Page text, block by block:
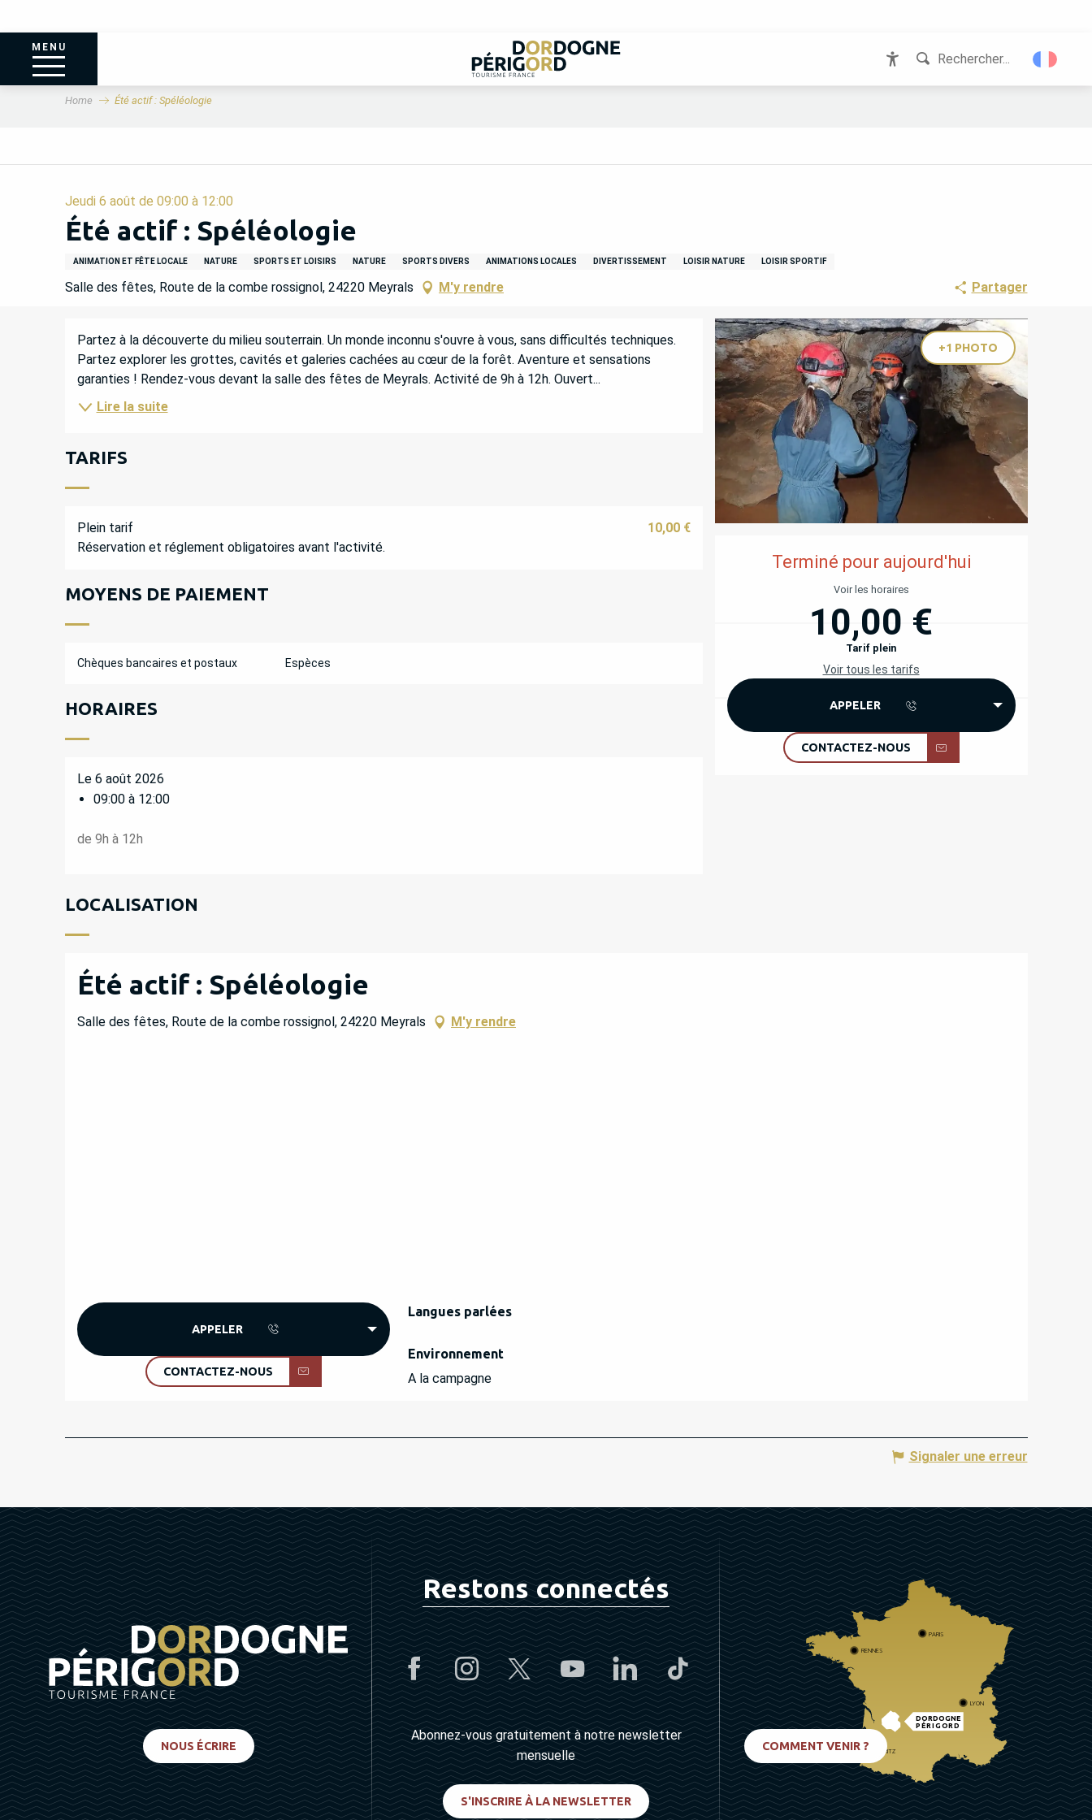
MENU
Rechercher...
Home Été actif : Spéléologie
Jeudi 6 août de 09:00 à 12:00
Été actif : Spéléologie
ANIMATION ET FÊTE LOCALE NATURE SPORTS ET LOISIRS NATURE SPORTS DIVERS ANIMATIONS LOCALES DIVERTISSEMENT LOISIR NATURE LOISIR SPORTIF
Salle des fêtes, Route de la combe rossignol, 24220 Meyrals M'y rendre Partager
+1 PHOTO
OUVERTURE ET
Terminé pour aujourd'hui
Voir les horaires
10,00 €
Tarif plein
Voir tous les tarifs
APPELER
CONTACTEZ-NOUS
DESCRIPTION
Partez à la découverte du milieu souterrain. Un monde inconnu s'ouvre à vous, sans difficultés techniques.
Partez explorer les grottes, cavités et galeries cachées au cœur de la forêt. Aventure et sensations
garanties ! Rendez-vous devant la salle des fêtes de Meyrals. Activité de 9h à 12h. Ouvert...
Lire la suite
TARIFS
Plein tarif
10,00 €
Réservation et réglement obligatoires avant l'activité.
MOYENS DE PAIEMENT
Chèques bancaires et postaux Espèces
HORAIRES
Le 6 août 2026
09:00 à 12:00
de 9h à 12h
LOCALISATION
Été actif : Spéléologie
Salle des fêtes, Route de la combe rossignol, 24220 Meyrals M'y rendre
APPELER
CONTACTEZ-NOUS
Langues parlées
Langues parlées
Environnement
Environnement
A la campagne
Signaler une erreur
NOUS ÉCRIRE
Restons connectés
Abonnez-vous gratuitement à notre newsletter
mensuelle
S'INSCRIRE À LA NEWSLETTER
DORDOGNE
PÉRIGORD
PARIS
RENNES
LYON
BIARRITZ
COMMENT VENIR ?